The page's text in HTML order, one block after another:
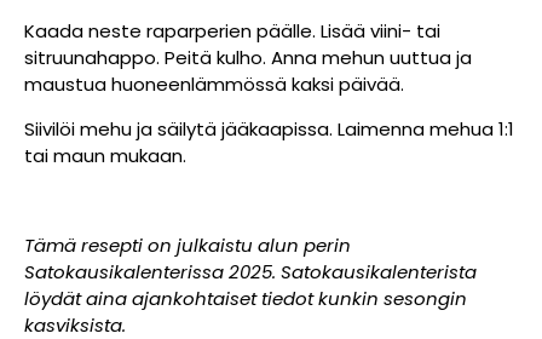
Kaada neste raparperien päälle. Lisää viini- tai
sitruunahappo. Peitä kulho. Anna mehun uuttua ja
maustua huoneenlämmössä kaksi päivää.
Siivilöi mehu ja säilytä jääkaapissa. Laimenna mehua 1:1
tai maun mukaan.
Tämä resepti on julkaistu alun perin
Satokausikalenterissa 2025. Satokausikalenterista
löydät aina ajankohtaiset tiedot kunkin sesongin
kasviksista.